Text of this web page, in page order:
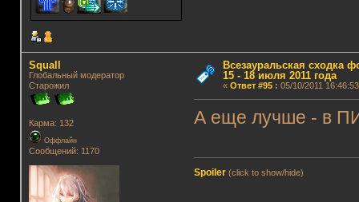
Squall
Глобальный модератор
Старожил
Карма: 132
Оффлайн
Сообщений: 1170
Всезауральская сходка
15 - 18 июля 2011 года
« Ответ #95: 05/10/2011
А еще лучше - в
Spoiler (click to show/hide)